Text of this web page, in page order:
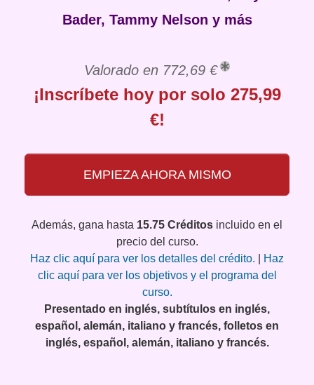
Bader, Tammy Nelson y más
Valorado en 772,69 €
¡Inscríbete hoy por solo 275,99
€!
EMPIEZA AHORA MISMO
Además, gana hasta 15.75 Créditos incluido en el
precio del curso.
Haz clic aquí para ver los detalles del crédito.
Haz
clic aquí para ver los objetivos y el programa del
curso.
Presentado en inglés, subtítulos en inglés,
español, alemán, italiano y francés, folletos en
inglés, español, alemán, italiano y francés.